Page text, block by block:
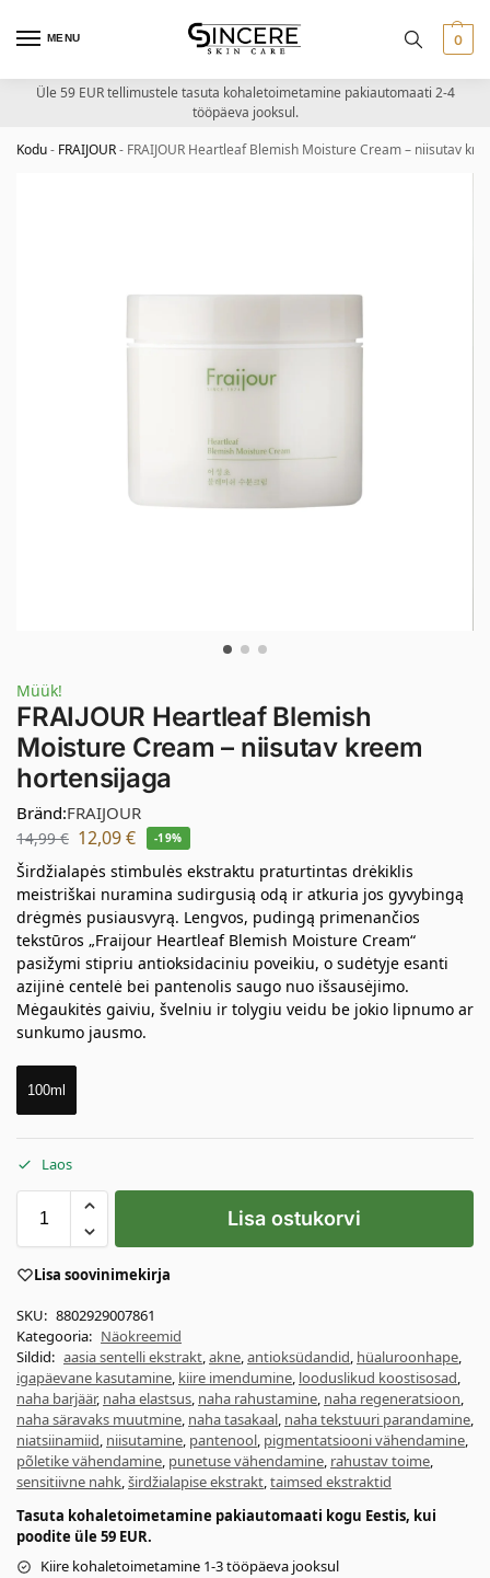
MENU 0
Üle 59 EUR tellimustele tasuta kohaletoimetamine pakiautomaati 2-4
tööpäeva jooksul.
Kodu- FRAIJOUR- FRAIJOUR Heartleaf Blemish Moisture Cream – niisutav
Müük!
FRAIJOUR Heartleaf Blemish
Moisture Cream – niisutav kreem
hortensijaga
Bränd:FRAIJOUR
14,99€ 12,09€ -19%
Širdžialapės stimbulės ekstraktu praturtintas drėkiklis
meistriškai nuramina sudirgusią odą ir atkuria jos gyvybingą
drėgmės pusiausvyrą. Lengvos, pudingą primenančios
tekstūros „Fraijour Heartleaf Blemish Moisture Cream“
pasižymi stipriu antioksidaciniu poveikiu, o sudėtyje esanti
azijinė centelė bei pantenolis saugo nuo išsausėjimo.
Mėgaukitės gaiviu, švelniu ir tolygiu veidu be jokio lipnumo ar
sunkumo jausmo.
100ml
Laos
Lisa ostukorvi
Lisa soovinimekirja
SKU: 8802929007861
Kategooria: Näokreemid
Sildid: aasia sentelli ekstrakt,akne,antioksüdandid, hüaluroonhape,
igapäevane kasutamine, kiire imendumine, looduslikud koostisosad,
naha barjäär, naha elastsus, naha rahustamine, naha regeneratsioon,
naha säravaks muutmine, naha tasakaal, naha tekstuuri parandamine,
niatsiinamiid, niisutamine, pantenool, pigmentatsiooni vähendamine,
põletike vähendamine, punetuse vähendamine, rahustav toime,
sensitiivne nahk,širdžialapise ekstrakt,taimsed ekstraktid
Tasuta kohaletoimetamine pakiautomaati kogu Eestis, kui
poodite üle 59 EUR.
Kiire kohaletoimetamine 1-3 tööpäeva jooksul